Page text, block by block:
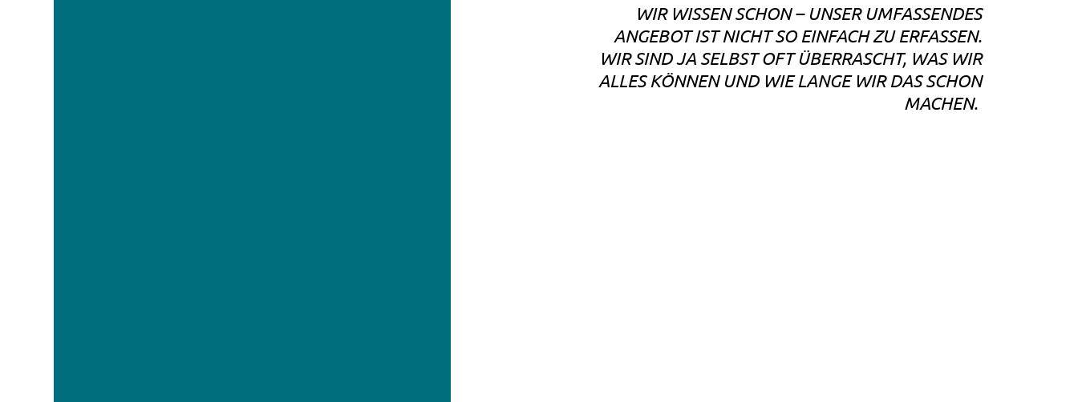
WIR WISSEN SCHON – UNSER UMFASSENDES
ANGEBOT IST NICHT SO EINFACH ZU ERFASSEN.
WIR SIND JA SELBST OFT ÜBERRASCHT, WAS WIR
ALLES KÖNNEN UND WIE LANGE WIR DAS SCHON
MACHEN.